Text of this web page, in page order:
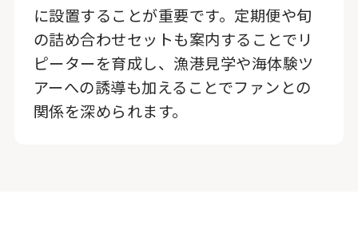
に設置することが重要です。定期便や旬
の詰め合わせセットも案内することでリ
ピーターを育成し、漁港見学や海体験ツ
アーへの誘導も加えることでファンとの
関係を深められます。